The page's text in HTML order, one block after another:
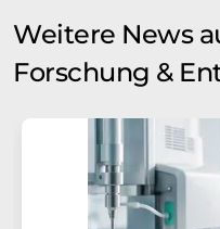
Weitere News
Forschung &